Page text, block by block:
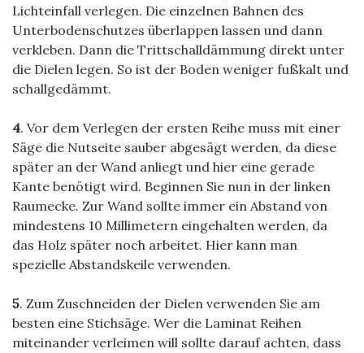
Lichteinfall verlegen. Die einzelnen Bahnen des
Unterbodenschutzes überlappen lassen und dann
verkleben. Dann die Trittschalldämmung direkt unter
die Dielen legen. So ist der Boden weniger fußkalt und
schallgedämmt.
4. Vor dem Verlegen der ersten Reihe muss mit einer
Säge die Nutseite sauber abgesägt werden, da diese
später an der Wand anliegt und hier eine gerade
Kante benötigt wird. Beginnen Sie nun in der linken
Raumecke. Zur Wand sollte immer ein Abstand von
mindestens 10 Millimetern eingehalten werden, da
das Holz später noch arbeitet. Hier kann man
spezielle Abstandskeile verwenden.
5. Zum Zuschneiden der Dielen verwenden Sie am
besten eine Stichsäge. Wer die Laminat Reihen
miteinander verleimen will sollte darauf achten, dass